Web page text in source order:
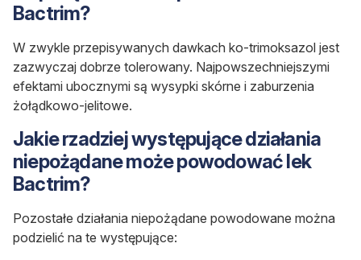
Bactrim?
W zwykle przepisywanych dawkach ko-trimoksazol jest
zazwyczaj dobrze tolerowany. Najpowszechniejszymi
efektami ubocznymi są wysypki skórne i zaburzenia
żołądkowo-jelitowe.
Jakie rzadziej występujące działania
niepożądane może powodować lek
Bactrim?
Pozostałe działania niepożądane powodowane można
podzielić na te występujące: